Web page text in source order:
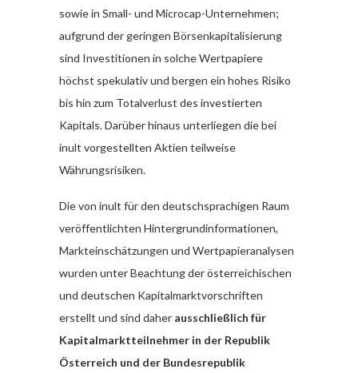
sowie in Small- und Microcap-Unternehmen;
aufgrund der geringen Börsenkapitalisierung
sind Investitionen in solche Wertpapiere
höchst spekulativ und bergen ein hohes Risiko
bis hin zum Totalverlust des investierten
Kapitals. Darüber hinaus unterliegen die bei
inult vorgestellten Aktien teilweise
Währungsrisiken.
Die von inult für den deutschsprachigen Raum
veröffentlichten Hintergrundinformationen,
Markteinschätzungen und Wertpapieranalysen
wurden unter Beachtung der österreichischen
und deutschen Kapitalmarktvorschriften
erstellt und sind daher ausschließlich für
Kapitalmarktteilnehmer in der Republik
Österreich und der Bundesrepublik